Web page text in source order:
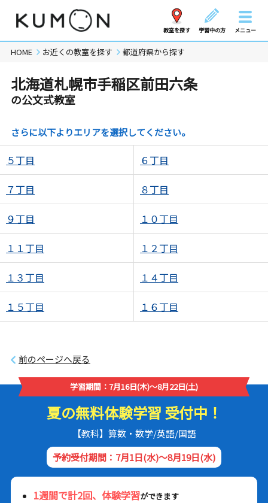
教室を探す 学習中の方 メニュー
HOME お近くの教室を探す 都道府県から探す
北海道札幌市手稲区前田六条
の公文式教室
さらに以下よりエリアを選択してください。
５丁目 ６丁目
７丁目 ８丁目
９丁目 １０丁目
１１丁目 １２丁目
１３丁目 １４丁目
１５丁目 １６丁目
前のページへ戻る
学習期間：7月16日(木)～8月22日(土)
夏の無料体験学習 受付中！
【教科】算数・数学/英語/国語
予約受付期間：7月1日(水)～8月19日(水)
1週間で計2回、体験学習ができます